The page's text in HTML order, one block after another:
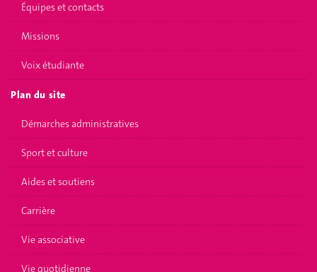
Équipes et contacts
Missions
Voix étudiante
Plan du site
Démarches administratives
Sport et culture
Aides et soutiens
Carrière
Vie associative
Vie quotidienne